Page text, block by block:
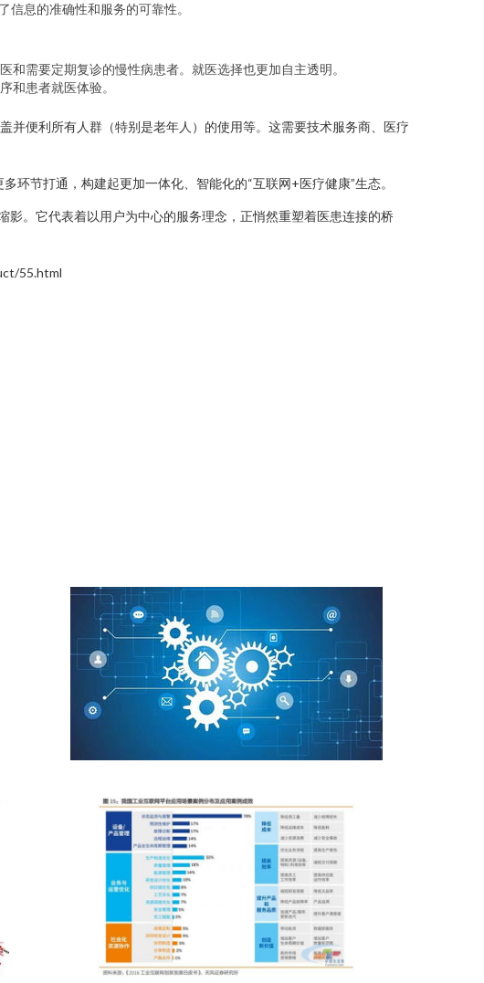
息的准确性和服务的可靠性。
需要定期复诊的慢性病患者。就医选择也更加自主透明。
和患者就医体验。
并便利所有人群（特别是老年人）的使用等。这需要技术服务商、医疗
节打通，构建起更加一体化、智能化的“互联网+医疗健康”生态。
影。它代表着以用户为中心的服务理念，正悄然重塑着医患连接的桥
55.html